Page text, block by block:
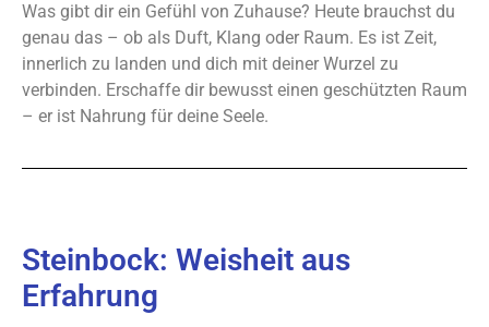
Was gibt dir ein Gefühl von Zuhause? Heute brauchst du
genau das – ob als Duft, Klang oder Raum. Es ist Zeit,
innerlich zu landen und dich mit deiner Wurzel zu
verbinden. Erschaffe dir bewusst einen geschützten Raum
– er ist Nahrung für deine Seele.
Steinbock: Weisheit aus
Erfahrung